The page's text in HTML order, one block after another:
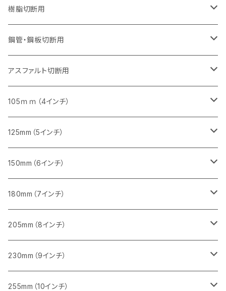
セグメント（特殊凸凹加工チップ）
セグメントタイプ（一般道路カッター用
セグメントタイプ
セグメントタイプ（一般道路カッター用
405mm（16インチ）
セグメントタイプ
セグメントタイプ（一般道路カッター用
455mm（18インチ）
セグメント（一般道路カッター用
埋設鋳鉄管工事対応タイプ
セグメントタイプ
埋設鋳鉄管工事対応タイプ
405mm（16インチ）
セグメントタイプ
埋設鋳鉄管工事対応タイプ
ウェーブタイプ
セグメントタイプ
セグメントタイプ（一般道路カッター用
305mm（12インチ）
セグメント
セグメント（特殊凸凹加工チップ）
355mm（14インチ）
セグメント
セグメント（特殊凸凹加工チップ）
405mm（16インチ）
セグメント
セグメント（一般道路カッター用
473mm（18インチ）
セグメント（一般道路カッター用
セグメントタイプ
230mm（9インチ）
セグメントタイプ
255mm（10インチ）
セグメントタイプ
305mm（12インチ）
セグメント
セグメント（特殊凸凹加工チップ）
355mm（14インチ）
セグメント
セグメント（特殊凸凹加工チップ）
405mm（16インチ）
セグメントタイプ
305mm（12インチ）
砥石（補強綱入り）
355mm（14インチ）
砥石（補強綱入り）
樹脂切断用
305mm（12インチ）
砥石（補強綱入り）
355mm（14インチ）
砥石（補強綱入り）
鋼管・鋼板切断用
305mm（12インチ）
砥石（補強綱入り）
355mm（14インチ）
砥石（補強綱入り）
アスファルト切断用
255ｍｍ（10インチ）
一般道路カッター用
305ｍｍ（12インチ）
一般道路カッター用
355ｍｍ（14インチ）
一般道路カッター用
405mm（16インチ）
一般道路カッター用
455ｍｍ（18インチ）
一般道路カッター用
105ｍｍ（4インチ）
タイル切断用
みかげ石（御影石）切断用
コンクリート切断用
ブロック切断用
レンガ切断用
インターロッキング切断用
125mm（5インチ）
タイル切断用
みかげ石（御影石）切断用
コンクリート切断用
ブロック切断用
レンガ切断用
150mm（6インチ）
みかげ石（御影石）切断用
コンクリート切断用
ブロック切断用
レンガ切断用
180mm（7インチ）
みかげ石（御影石）切断用
コンクリート切断用
ブロック切断用
205mm（8インチ）
みかげ石（御影石）切断用
コンクリート切断用
230mm（9インチ）
みかげ石（御影石）切断用
255mm（10インチ）